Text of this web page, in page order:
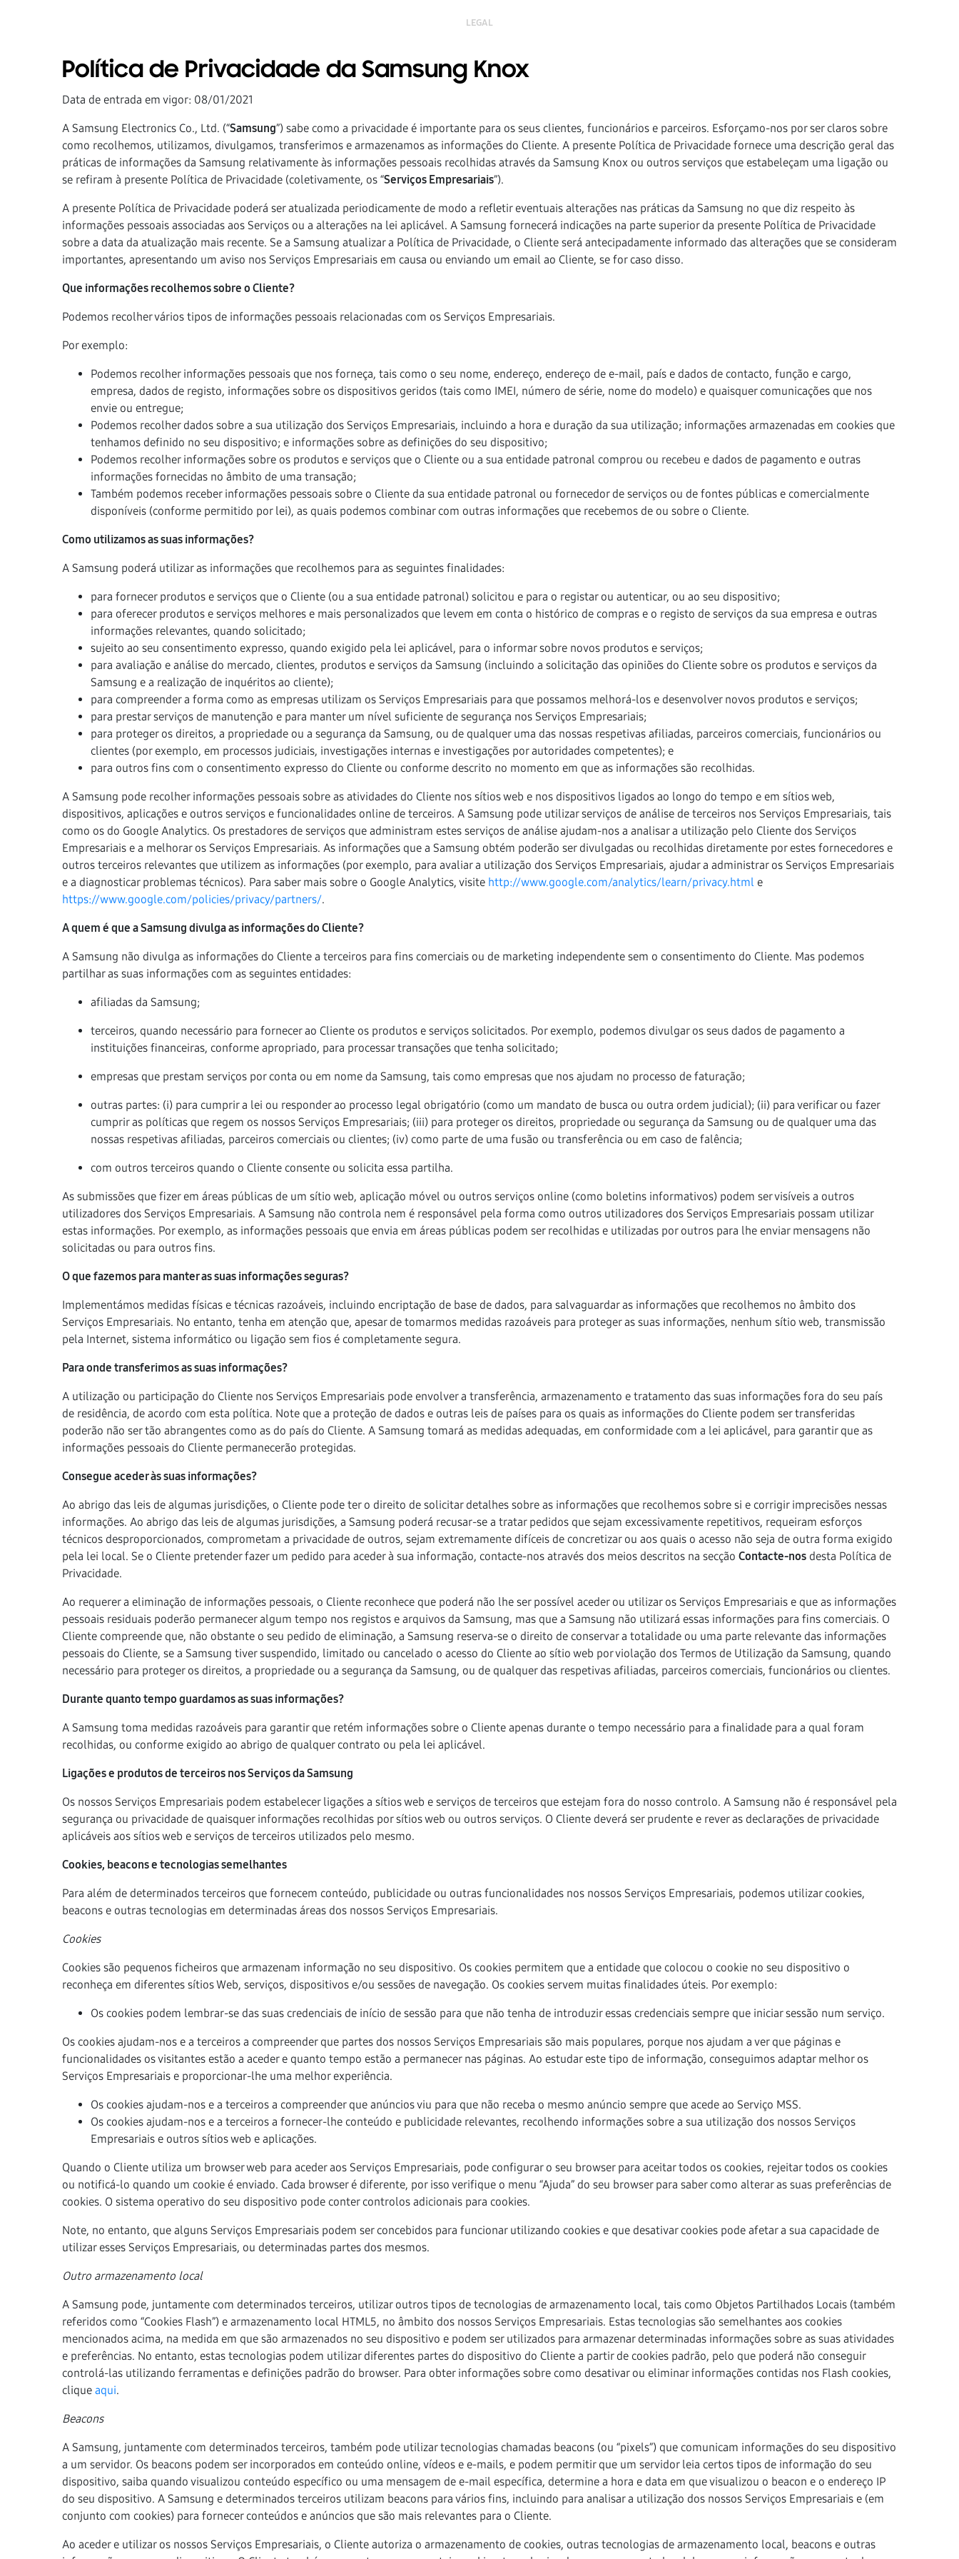
LEGAL
Política de Privacidade da Samsung Knox
Data de entrada em vigor: 08/01/2021
A Samsung Electronics Co., Ltd. (“Samsung”) sabe como a privacidade é importante para os seus clientes, funcionários e parceiros. Esforçamo-nos por ser claros sobre
como recolhemos, utilizamos, divulgamos, transferimos e armazenamos as informações do Cliente. A presente Política de Privacidade fornece uma descrição geral das
práticas de informações da Samsung relativamente às informações pessoais recolhidas através da Samsung Knox ou outros serviços que estabeleçam uma ligação ou
se refiram à presente Política de Privacidade (coletivamente, os “Serviços Empresariais”).
A presente Política de Privacidade poderá ser atualizada periodicamente de modo a refletir eventuais alterações nas práticas da Samsung no que diz respeito às
informações pessoais associadas aos Serviços ou a alterações na lei aplicável. A Samsung fornecerá indicações na parte superior da presente Política de Privacidade
sobre a data da atualização mais recente. Se a Samsung atualizar a Política de Privacidade, o Cliente será antecipadamente informado das alterações que se consideram
importantes, apresentando um aviso nos Serviços Empresariais em causa ou enviando um email ao Cliente, se for caso disso.
Que informações recolhemos sobre o Cliente?
Podemos recolher vários tipos de informações pessoais relacionadas com os Serviços Empresariais.
Por exemplo:
Podemos recolher informações pessoais que nos forneça, tais como o seu nome, endereço, endereço de e-mail, país e dados de contacto, função e cargo,
empresa, dados de registo, informações sobre os dispositivos geridos (tais como IMEI, número de série, nome do modelo) e quaisquer comunicações que nos
envie ou entregue;
Podemos recolher dados sobre a sua utilização dos Serviços Empresariais, incluindo a hora e duração da sua utilização; informações armazenadas em cookies que
tenhamos definido no seu dispositivo; e informações sobre as definições do seu dispositivo;
Podemos recolher informações sobre os produtos e serviços que o Cliente ou a sua entidade patronal comprou ou recebeu e dados de pagamento e outras
informações fornecidas no âmbito de uma transação;
Também podemos receber informações pessoais sobre o Cliente da sua entidade patronal ou fornecedor de serviços ou de fontes públicas e comercialmente
disponíveis (conforme permitido por lei), as quais podemos combinar com outras informações que recebemos de ou sobre o Cliente.
Como utilizamos as suas informações?
A Samsung poderá utilizar as informações que recolhemos para as seguintes finalidades:
para fornecer produtos e serviços que o Cliente (ou a sua entidade patronal) solicitou e para o registar ou autenticar, ou ao seu dispositivo;
para oferecer produtos e serviços melhores e mais personalizados que levem em conta o histórico de compras e o registo de serviços da sua empresa e outras
informações relevantes, quando solicitado;
sujeito ao seu consentimento expresso, quando exigido pela lei aplicável, para o informar sobre novos produtos e serviços;
para avaliação e análise do mercado, clientes, produtos e serviços da Samsung (incluindo a solicitação das opiniões do Cliente sobre os produtos e serviços da
Samsung e a realização de inquéritos ao cliente);
para compreender a forma como as empresas utilizam os Serviços Empresariais para que possamos melhorá-los e desenvolver novos produtos e serviços;
para prestar serviços de manutenção e para manter um nível suficiente de segurança nos Serviços Empresariais;
para proteger os direitos, a propriedade ou a segurança da Samsung, ou de qualquer uma das nossas respetivas afiliadas, parceiros comerciais, funcionários ou
clientes (por exemplo, em processos judiciais, investigações internas e investigações por autoridades competentes); e
para outros fins com o consentimento expresso do Cliente ou conforme descrito no momento em que as informações são recolhidas.
A Samsung pode recolher informações pessoais sobre as atividades do Cliente nos sítios web e nos dispositivos ligados ao longo do tempo e em sítios web,
dispositivos, aplicações e outros serviços e funcionalidades online de terceiros. A Samsung pode utilizar serviços de análise de terceiros nos Serviços Empresariais, tais
como os do Google Analytics. Os prestadores de serviços que administram estes serviços de análise ajudam-nos a analisar a utilização pelo Cliente dos Serviços
Empresariais e a melhorar os Serviços Empresariais. As informações que a Samsung obtém poderão ser divulgadas ou recolhidas diretamente por estes fornecedores e
outros terceiros relevantes que utilizem as informações (por exemplo, para avaliar a utilização dos Serviços Empresariais, ajudar a administrar os Serviços Empresariais
e a diagnosticar problemas técnicos). Para saber mais sobre o Google Analytics, visite http://www.google.com/analytics/learn/privacy.html e
https://www.google.com/policies/privacy/partners/.
A quem é que a Samsung divulga as informações do Cliente?
A Samsung não divulga as informações do Cliente a terceiros para fins comerciais ou de marketing independente sem o consentimento do Cliente. Mas podemos
partilhar as suas informações com as seguintes entidades:
afiliadas da Samsung;
terceiros, quando necessário para fornecer ao Cliente os produtos e serviços solicitados. Por exemplo, podemos divulgar os seus dados de pagamento a
instituições financeiras, conforme apropriado, para processar transações que tenha solicitado;
empresas que prestam serviços por conta ou em nome da Samsung, tais como empresas que nos ajudam no processo de faturação;
outras partes: (i) para cumprir a lei ou responder ao processo legal obrigatório (como um mandato de busca ou outra ordem judicial); (ii) para verificar ou fazer
cumprir as políticas que regem os nossos Serviços Empresariais; (iii) para proteger os direitos, propriedade ou segurança da Samsung ou de qualquer uma das
nossas respetivas afiliadas, parceiros comerciais ou clientes; (iv) como parte de uma fusão ou transferência ou em caso de falência;
com outros terceiros quando o Cliente consente ou solicita essa partilha.
As submissões que fizer em áreas públicas de um sítio web, aplicação móvel ou outros serviços online (como boletins informativos) podem ser visíveis a outros
utilizadores dos Serviços Empresariais. A Samsung não controla nem é responsável pela forma como outros utilizadores dos Serviços Empresariais possam utilizar
estas informações. Por exemplo, as informações pessoais que envia em áreas públicas podem ser recolhidas e utilizadas por outros para lhe enviar mensagens não
solicitadas ou para outros fins.
O que fazemos para manter as suas informações seguras?
Implementámos medidas físicas e técnicas razoáveis, incluindo encriptação de base de dados, para salvaguardar as informações que recolhemos no âmbito dos
Serviços Empresariais. No entanto, tenha em atenção que, apesar de tomarmos medidas razoáveis para proteger as suas informações, nenhum sítio web, transmissão
pela Internet, sistema informático ou ligação sem fios é completamente segura.
Para onde transferimos as suas informações?
A utilização ou participação do Cliente nos Serviços Empresariais pode envolver a transferência, armazenamento e tratamento das suas informações fora do seu país
de residência, de acordo com esta política. Note que a proteção de dados e outras leis de países para os quais as informações do Cliente podem ser transferidas
poderão não ser tão abrangentes como as do país do Cliente. A Samsung tomará as medidas adequadas, em conformidade com a lei aplicável, para garantir que as
informações pessoais do Cliente permanecerão protegidas.
Consegue aceder às suas informações?
Ao abrigo das leis de algumas jurisdições, o Cliente pode ter o direito de solicitar detalhes sobre as informações que recolhemos sobre si e corrigir imprecisões nessas
informações. Ao abrigo das leis de algumas jurisdições, a Samsung poderá recusar-se a tratar pedidos que sejam excessivamente repetitivos, requeiram esforços
técnicos desproporcionados, comprometam a privacidade de outros, sejam extremamente difíceis de concretizar ou aos quais o acesso não seja de outra forma exigido
pela lei local. Se o Cliente pretender fazer um pedido para aceder à sua informação, contacte-nos através dos meios descritos na secção Contacte-nos desta Política de
Privacidade.
Ao requerer a eliminação de informações pessoais, o Cliente reconhece que poderá não lhe ser possível aceder ou utilizar os Serviços Empresariais e que as informações
pessoais residuais poderão permanecer algum tempo nos registos e arquivos da Samsung, mas que a Samsung não utilizará essas informações para fins comerciais. O
Cliente compreende que, não obstante o seu pedido de eliminação, a Samsung reserva-se o direito de conservar a totalidade ou uma parte relevante das informações
pessoais do Cliente, se a Samsung tiver suspendido, limitado ou cancelado o acesso do Cliente ao sítio web por violação dos Termos de Utilização da Samsung, quando
necessário para proteger os direitos, a propriedade ou a segurança da Samsung, ou de qualquer das respetivas afiliadas, parceiros comerciais, funcionários ou clientes.
Durante quanto tempo guardamos as suas informações?
A Samsung toma medidas razoáveis para garantir que retém informações sobre o Cliente apenas durante o tempo necessário para a finalidade para a qual foram
recolhidas, ou conforme exigido ao abrigo de qualquer contrato ou pela lei aplicável.
Ligações e produtos de terceiros nos Serviços da Samsung
Os nossos Serviços Empresariais podem estabelecer ligações a sítios web e serviços de terceiros que estejam fora do nosso controlo. A Samsung não é responsável pela
segurança ou privacidade de quaisquer informações recolhidas por sítios web ou outros serviços. O Cliente deverá ser prudente e rever as declarações de privacidade
aplicáveis aos sítios web e serviços de terceiros utilizados pelo mesmo.
Cookies, beacons e tecnologias semelhantes
Para além de determinados terceiros que fornecem conteúdo, publicidade ou outras funcionalidades nos nossos Serviços Empresariais, podemos utilizar cookies,
beacons e outras tecnologias em determinadas áreas dos nossos Serviços Empresariais.
Cookies
Cookies são pequenos ficheiros que armazenam informação no seu dispositivo. Os cookies permitem que a entidade que colocou o cookie no seu dispositivo o
reconheça em diferentes sítios Web, serviços, dispositivos e/ou sessões de navegação. Os cookies servem muitas finalidades úteis. Por exemplo:
Os cookies podem lembrar-se das suas credenciais de início de sessão para que não tenha de introduzir essas credenciais sempre que iniciar sessão num serviço.
Os cookies ajudam-nos e a terceiros a compreender que partes dos nossos Serviços Empresariais são mais populares, porque nos ajudam a ver que páginas e
funcionalidades os visitantes estão a aceder e quanto tempo estão a permanecer nas páginas. Ao estudar este tipo de informação, conseguimos adaptar melhor os
Serviços Empresariais e proporcionar-lhe uma melhor experiência.
Os cookies ajudam-nos e a terceiros a compreender que anúncios viu para que não receba o mesmo anúncio sempre que acede ao Serviço MSS.
Os cookies ajudam-nos e a terceiros a fornecer-lhe conteúdo e publicidade relevantes, recolhendo informações sobre a sua utilização dos nossos Serviços
Empresariais e outros sítios web e aplicações.
Quando o Cliente utiliza um browser web para aceder aos Serviços Empresariais, pode configurar o seu browser para aceitar todos os cookies, rejeitar todos os cookies
ou notificá-lo quando um cookie é enviado. Cada browser é diferente, por isso verifique o menu “Ajuda” do seu browser para saber como alterar as suas preferências de
cookies. O sistema operativo do seu dispositivo pode conter controlos adicionais para cookies.
Note, no entanto, que alguns Serviços Empresariais podem ser concebidos para funcionar utilizando cookies e que desativar cookies pode afetar a sua capacidade de
utilizar esses Serviços Empresariais, ou determinadas partes dos mesmos.
Outro armazenamento local
A Samsung pode, juntamente com determinados terceiros, utilizar outros tipos de tecnologias de armazenamento local, tais como Objetos Partilhados Locais (também
referidos como “Cookies Flash”) e armazenamento local HTML5, no âmbito dos nossos Serviços Empresariais. Estas tecnologias são semelhantes aos cookies
mencionados acima, na medida em que são armazenados no seu dispositivo e podem ser utilizados para armazenar determinadas informações sobre as suas atividades
e preferências. No entanto, estas tecnologias podem utilizar diferentes partes do dispositivo do Cliente a partir de cookies padrão, pelo que poderá não conseguir
controlá-las utilizando ferramentas e definições padrão do browser. Para obter informações sobre como desativar ou eliminar informações contidas nos Flash cookies,
clique aqui.
Beacons
A Samsung, juntamente com determinados terceiros, também pode utilizar tecnologias chamadas beacons (ou “pixels”) que comunicam informações do seu dispositivo
a um servidor. Os beacons podem ser incorporados em conteúdo online, vídeos e e-mails, e podem permitir que um servidor leia certos tipos de informação do seu
dispositivo, saiba quando visualizou conteúdo específico ou uma mensagem de e-mail específica, determine a hora e data em que visualizou o beacon e o endereço IP
do seu dispositivo. A Samsung e determinados terceiros utilizam beacons para vários fins, incluindo para analisar a utilização dos nossos Serviços Empresariais e (em
conjunto com cookies) para fornecer conteúdos e anúncios que são mais relevantes para o Cliente.
Ao aceder e utilizar os nossos Serviços Empresariais, o Cliente autoriza o armazenamento de cookies, outras tecnologias de armazenamento local, beacons e outras